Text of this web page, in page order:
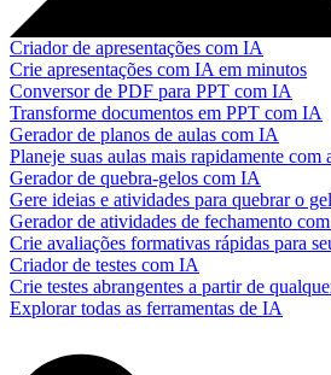
Criador de apresentações com IA
Crie apresentações com IA em minutos
Conversor de PDF para PPT com IA
Transforme documentos em PPT com IA
Gerador de planos de aulas com IA
Planeje suas aulas mais rapidamente com
Gerador de quebra-gelos com IA
Gere ideias e atividades para quebrar o
Gerador de atividades de fechamento
Crie avaliações formativas rápidas para
Criador de testes com IA
Crie testes abrangentes a partir de
Explorar todas as ferramentas de IA